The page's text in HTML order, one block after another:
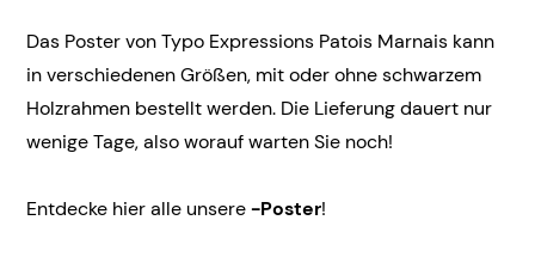
Das Poster von Typo Expressions Patois Marnais kann
in verschiedenen Größen, mit oder ohne schwarzem
Holzrahmen bestellt werden. Die Lieferung dauert nur
wenige Tage, also worauf warten Sie noch!
Entdecke hier alle unsere-Poster!